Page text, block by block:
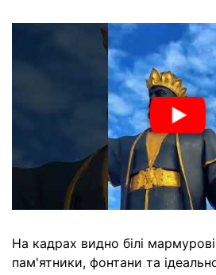
На кадрах видно білі мармурові
пам'ятники, фонтани та